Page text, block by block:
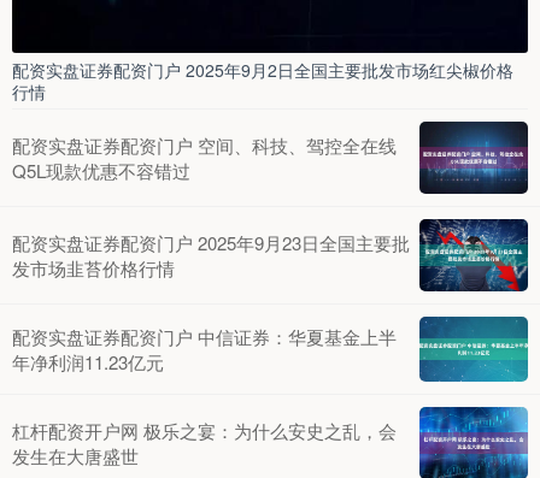
配资实盘证券配资门户 2025年9月2日全国主要批发市场红尖椒价格
行情
配资实盘证券配资门户 空间、科技、驾控全在线
Q5L现款优惠不容错过
配资实盘证券配资门户 2025年9月23日全国主要批
发市场韭苔价格行情
配资实盘证券配资门户 中信证券：华夏基金上半
年净利润11.23亿元
杠杆配资开户网 极乐之宴：为什么安史之乱，会
发生在大唐盛世